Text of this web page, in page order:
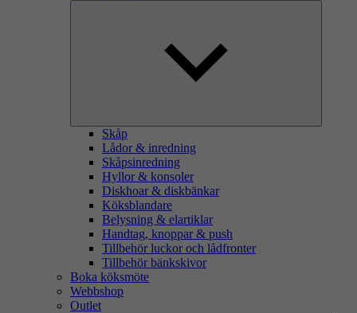
Skåp
Lådor & inredning
Skåpsinredning
Hyllor & konsoler
Diskhoar & diskbänkar
Köksblandare
Belysning & elartiklar
Handtag, knoppar & push
Tillbehör luckor och lådfronter
Tillbehör bänkskivor
Boka köksmöte
Webbshop
Outlet